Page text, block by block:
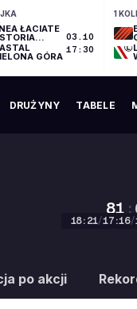
ŁACIATE
GÓRA
03.10
17:30
1
DRUŻYNY TABELE
81 :
18: 21/17:16/
po akcji